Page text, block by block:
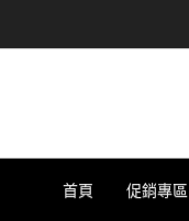
首頁 促銷專區